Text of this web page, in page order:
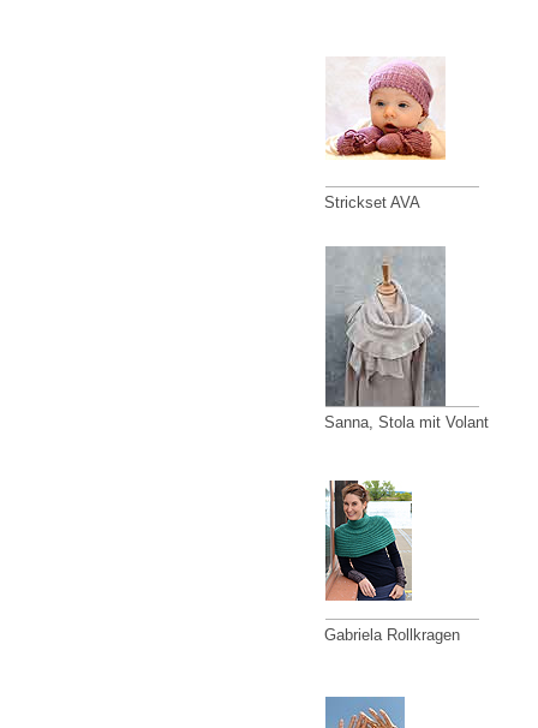
Strickset AVA
Sanna, Stola mit Volant
Gabriela Rollkragen